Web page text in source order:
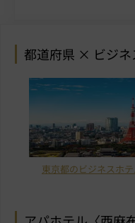
都道府県 × ビジネ
東京都のビジネスホ